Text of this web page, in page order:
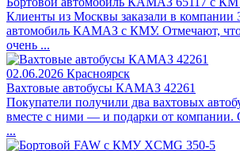
Клиенты из Москвы заказали в
автомобиль КАМАЗ с КМУ. Отмечают, что
очень ...
02.06.2026 Красноярск
Вахтовые автобусы КАМАЗ 42261
Покупатели получили два вахтовых
вместе с ними — и подарки от компании.
...